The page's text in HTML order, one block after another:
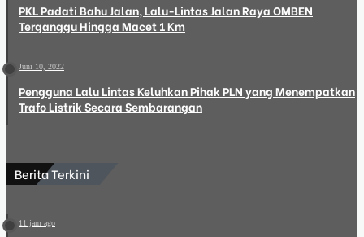
PKL Padati Bahu Jalan, Lalu-Lintas Jalan Raya OMBEN
Terganggu Hingga Macet 1 Km
Juni 10, 2022
Pengguna Lalu Lintas Keluhkan Pihak PLN yang Menempatkan
Trafo Listrik Secara Sembarangan
Berita Terkini
11 jam ago